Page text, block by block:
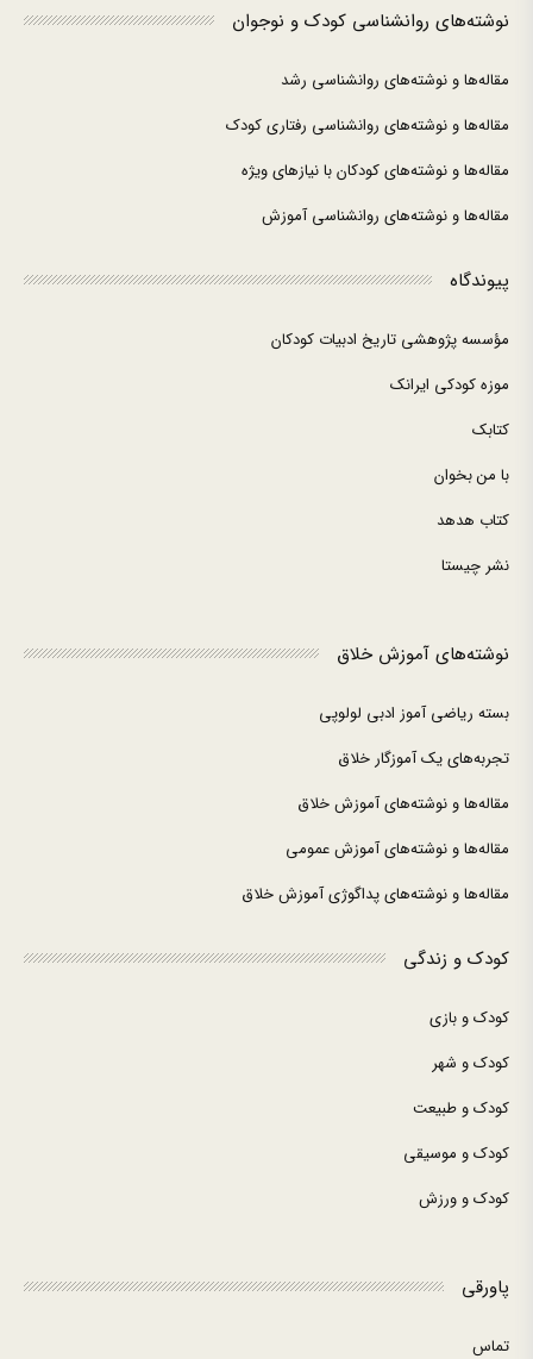
نوشته‌های روانشناسی کودک و نوجوان
مقاله‌ها و نوشته‌های روانشناسی رشد
مقاله‌ها و نوشته‌های روانشناسی رفتاری کودک
مقاله‌ها و نوشته‌های کودکان با نیازهای ویژه
مقاله‌ها و نوشته‌های روانشناسی آموزش
پیوندگاه
مؤسسه پژوهشی تاریخ ادبیات کودکان
موزه کودکی ایرانک
کتابک
با من بخوان
کتاب هدهد
نشر چیستا
نوشته‌های آموزش خلاق
بسته ریاضی آموز ادبی لولوپی
تجربه‌های یک آموزگار خلاق
مقاله‌ها و نوشته‌های آموزش خلاق
مقاله‌ها و نوشته‌های آموزش عمومی
مقاله‌ها و نوشته‌های پداگوژی آموزش خلاق
کودک و زندگی
کودک و بازی
کودک و شهر
کودک و طبیعت
کودک و موسیقی
کودک و ورزش
پاورقی
تماس